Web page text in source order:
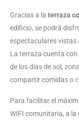
Gracias a la terraza
edificio, se podrá
espectaculares vistas
La terraza cuenta
de los días de sol,
compartir comidas o
Para facilitar el
WIFI comunitaria, a la